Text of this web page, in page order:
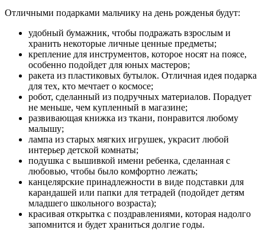
Отличными подарками мальчику на день рожденья будут:
удобный бумажник, чтобы подражать взрослым и
хранить некоторые личные ценные предметы;
крепление для инструментов, которое носят на поясе,
особенно подойдет для юных мастеров;
ракета из пластиковых бутылок. Отличная идея подарка
для тех, кто мечтает о космосе;
робот, сделанный из подручных материалов. Порадует
не меньше, чем купленный в магазине;
развивающая книжка из ткани, понравится любому
малышу;
лампа из старых мягких игрушек, украсит любой
интерьер детской комнаты;
подушка с вышивкой имени ребенка, сделанная с
любовью, чтобы было комфортно лежать;
канцелярские принадлежности в виде подставки для
карандашей или папки для тетрадей (подойдет детям
младшего школьного возраста);
красивая открытка с поздравлениями, которая надолго
запомнится и будет храниться долгие годы.